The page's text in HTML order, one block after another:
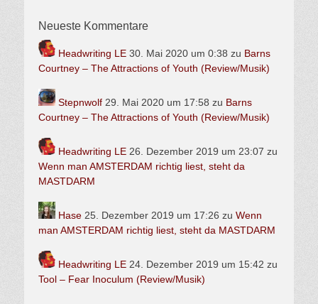
Neueste Kommentare
Headwriting LE 30. Mai 2020 um 0:38 zu Barns
Courtney – The Attractions of Youth (Review/Musik)
Stepnwolf 29. Mai 2020 um 17:58 zu Barns
Courtney – The Attractions of Youth (Review/Musik)
Headwriting LE 26. Dezember 2019 um 23:07 zu
Wenn man AMSTERDAM richtig liest, steht da
MASTDARM
Hase 25. Dezember 2019 um 17:26 zu Wenn
man AMSTERDAM richtig liest, steht da MASTDARM
Headwriting LE 24. Dezember 2019 um 15:42 zu
Tool – Fear Inoculum (Review/Musik)